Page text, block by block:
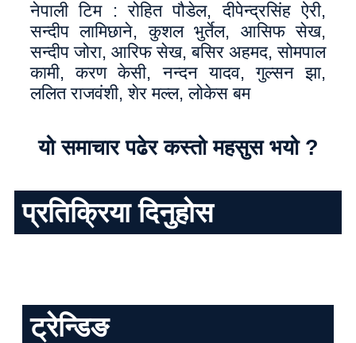
नेपाली टिम : रोहित पौडेल, दीपेन्द्रसिंह ऐरी,
सन्दीप लामिछाने, कुशल भुर्तेल, आसिफ सेख,
सन्दीप जोरा, आरिफ सेख, बसिर अहमद, सोमपाल
कामी, करण केसी, नन्दन यादव, गुल्सन झा,
ललित राजवंशी, शेर मल्ल, लोकेस बम
यो समाचार पढेर कस्तो महसुस भयो ?
प्रतिक्रिया दिनुहोस
ट्रेन्डिङ